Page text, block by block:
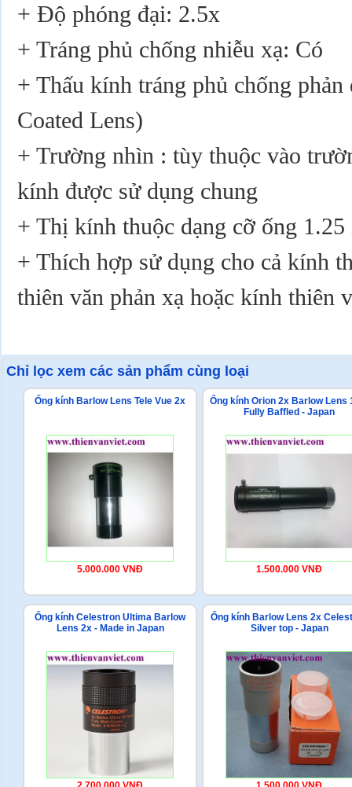
+ Độ phóng đại: 2.5x
+ Tráng phủ chống nhiễu xạ: Có
+ Thấu kính tráng phủ chống
Coated Lens)
+ Trường nhìn : tùy thuộc vào
kính được sử dụng chung
+ Thị kính thuộc dạng cỡ ống
+ Thích hợp sử dụng cho cả kính
thiên văn phản xạ hoặc kính thiên
Chỉ lọc xem các sản phẩm cùng loại
Ống kính Barlow Lens Tele Vue 2x
5.000.000 VNĐ
Ống kính Orion 2x Barlow Lens
Fully Baffled - Japan
1.500.000 VNĐ
Ống kính Celestron Ultima Barlow
Lens 2x - Made in Japan
Ống kính Barlow Lens 2x
Silver top - Japan